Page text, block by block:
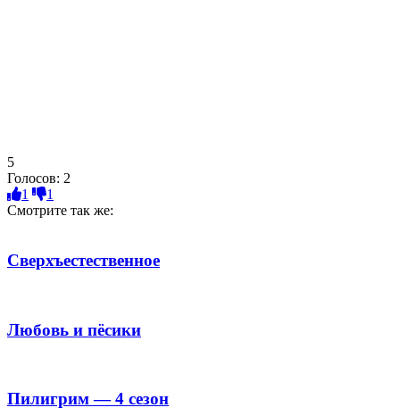
5
Голосов: 2
1
1
Смотрите так же:
Сверхъестественное
Любовь и пёсики
Пилигрим — 4 сезон